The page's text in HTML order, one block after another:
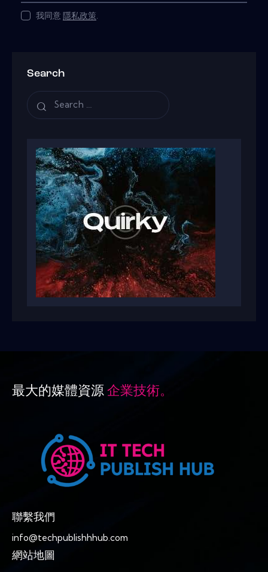
我同意隱私政策.
Search
最大的媒體資源 企業技術。
聯繫我們
info@techpublishhhub.com
網站地圖